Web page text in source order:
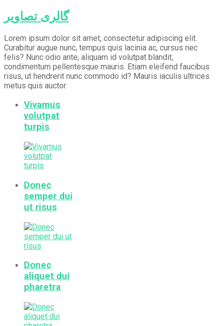
گالری تصاویر
Lorem ipsum dolor sit amet, consectetur adipiscing elit.
Curabitur augue nunc, tempus quis lacinia ac, cursus nec
felis? Nunc odio ante, aliquam id volutpat blandit,
condimentum pellentesque mauris. Etiam eleifend faucibus
risus, ut hendrerit nunc commodo id? Mauris iaculis ultrices
metus quis auctor.
Vivamus
volutpat
turpis
Donec
semper dui
ut risus
Donec
aliquet dui
pharetra